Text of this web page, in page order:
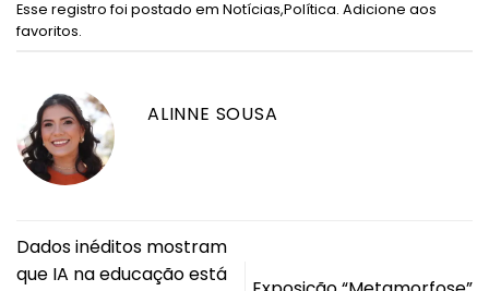
Esse registro foi postado em Notícias,Política Adicione aos
favoritos
ALINNE SOUSA
Dados inéditos mostram
que IA na educação está